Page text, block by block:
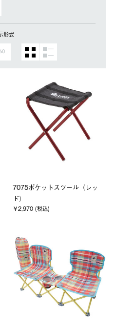
形式
7075ポケットスツール（レッ
ド）
￥2,970 (税込)